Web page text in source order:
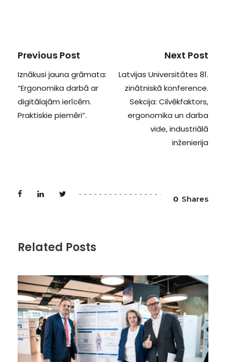
Previous Post
Iznākusi jauna grāmata:
“Ergonomika darbā ar
digitālajām ierīcēm.
Praktiskie piemēri”.
Next Post
Latvijas Universitātes 81.
zinātniskā konference.
Sekcija: Cilvēkfaktors,
ergonomika un darba
vide, industriālā
inženierija
0 Shares
Related Posts